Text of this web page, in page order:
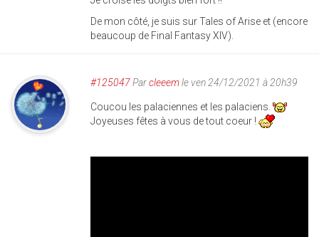
De mon côté, je suis sur Tales of Arise et (encore
beaucoup de Final Fantasy XIV).
#125047Parcleeemle ven 24/12/2021 à 20h39
Coucou les palaciennes et les palaciens.
Joyeuses fêtes à vous de tout coeur !